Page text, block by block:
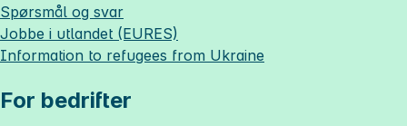
Spørsmål og svar
Jobbe i utlandet (EURES)
Information to refugees from Ukraine
For bedrifter